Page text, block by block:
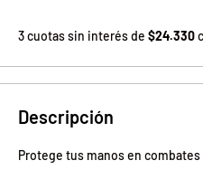
3 cuotas sin interés de $24.330
Descripción
Protege tus manos en